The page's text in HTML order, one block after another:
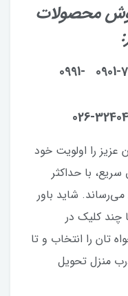
محصولات
0912-6062813 0901-7837293 0991-
را اولویت خود
سریع، با حداکثر
شاید باور
چند کلیک در
تان را انتخاب و تا
منزل تحویل